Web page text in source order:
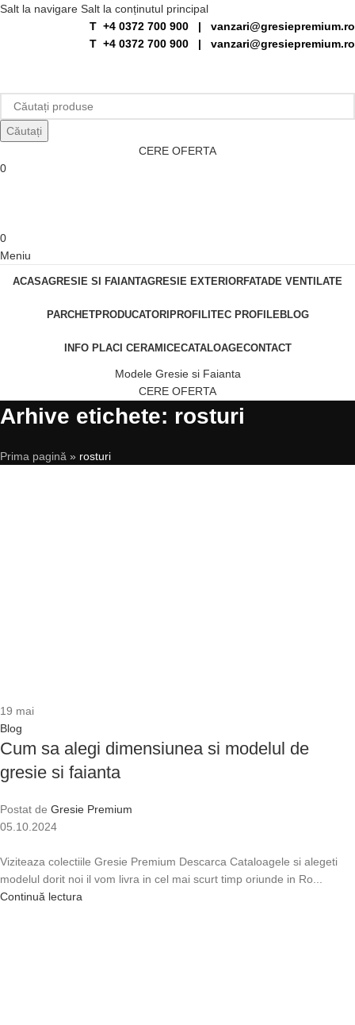
Salt la navigare Salt la conținutul principal
T +4 0372 700 900 | vanzari@gresiepremium.ro
T +4 0372 700 900 | vanzari@gresiepremium.ro
Căutați
CERE OFERTA
0
0
Meniu
ACASAGRESIE SI FAIANTAGRESIE EXTERIORFATADE VENTILATE
PARCHETPRODUCATORI PROFILITEC PROFILEBLOG
INFO PLACI CERAMICECATALOAGECONTACT
Modele Gresie si Faianta
CERE OFERTA
Arhive etichete: rosturi
Prima pagină » rosturi
19 mai
Blog
Cum sa alegi dimensiunea si modelul de
gresie si faianta
Postat de Gresie Premium
05.10.2024
Viziteaza colectiile Gresie Premium Descarca Cataloagele si alegeti
modelul dorit noi il vom livra in cel mai scurt timp oriunde in Ro...
Continuă lectura